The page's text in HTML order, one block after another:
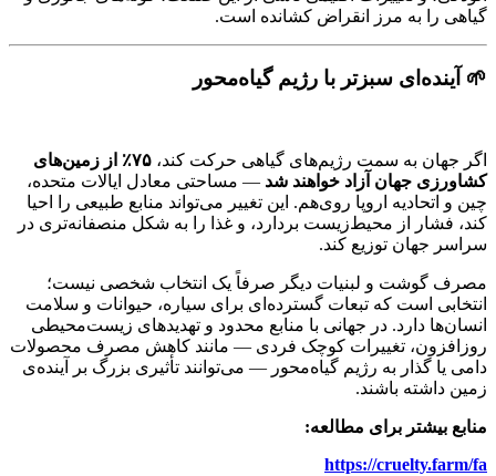
گیاهی را به مرز انقراض کشانده است.
🌱 آینده‌ای سبزتر با رژیم گیاه‌محور
اگر جهان به سمت رژیم‌های گیاهی حرکت کند،
۷۵٪ از زمین‌های
کشاورزی جهان آزاد خواهند شد — مساحتی معادل ایالات متحده،
چین و اتحادیه اروپا روی‌هم. این تغییر می‌تواند منابع طبیعی را احیا
کند، فشار از محیط‌زیست بردارد، و غذا را به شکل منصفانه‌تری در
سراسر جهان توزیع کند.
مصرف گوشت و لبنیات دیگر صرفاً یک انتخاب شخصی نیست؛
انتخابی است که تبعات گسترده‌ای برای سیاره، حیوانات و سلامت
انسان‌ها دارد. در جهانی با منابع محدود و تهدیدهای زیست‌محیطی
روزافزون، تغییرات کوچک فردی — مانند کاهش مصرف محصولات
دامی یا گذار به رژیم گیاه‌محور — می‌توانند تأثیری بزرگ بر آینده‌ی
زمین داشته باشند.
منابع بیشتر برای مطالعه:
https://cruelty.farm/fa